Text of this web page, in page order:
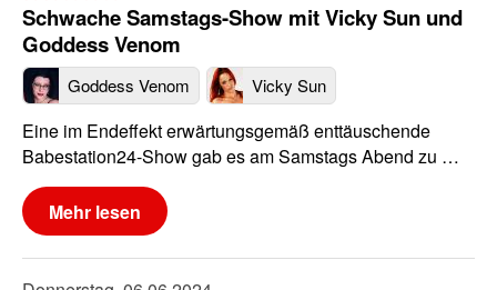
Schwache Samstags-Show mit Vicky Sun und
Goddess Venom
Goddess Venom Vicky Sun
Eine im Endeffekt erwärtungsgemäß enttäuschende
Babestation24-Show gab es am Samstags Abend zu …
Mehr lesen